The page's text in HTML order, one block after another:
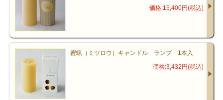
価格:15,400円(税込)
蜜蝋（ミツロウ）キャンドル ランプ 1本入
価格:3,432円(税込)